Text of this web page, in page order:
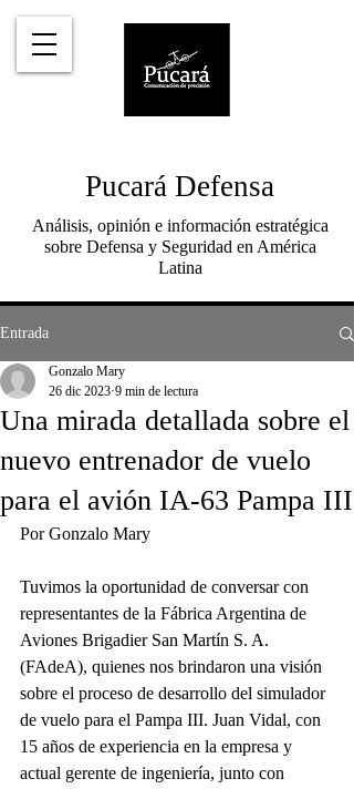
Pucará Defensa
Análisis, opinión e información estratégica
sobre Defensa y Seguridad en América
Latina
Entrada
Una mirada detallada sobre el
nuevo entrenador de vuelo
para el avión IA-63 Pampa III
Gonzalo Mary
26 dic 2023 9 min de lectura
Por Gonzalo Mary
Tuvimos la oportunidad de conversar con
representantes de la Fábrica Argentina de
Aviones Brigadier San Martín S. A.
(FAdeA), quienes nos brindaron una visión
sobre el proceso de desarrollo del simulador
de vuelo para el Pampa III. Juan Vidal, con
15 años de experiencia en la empresa y
actual gerente de ingeniería, junto con